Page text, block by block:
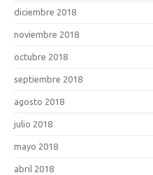
diciembre 2018
noviembre 2018
octubre 2018
septiembre 2018
agosto 2018
julio 2018
mayo 2018
abril 2018